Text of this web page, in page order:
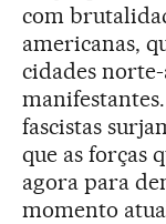
com
americanas,
cidades
fascistas
que as forças
agora para
momento